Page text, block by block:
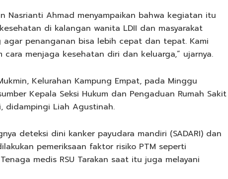
Nasrianti Ahmad menyampaikan bahwa kegiatan itu
di kalangan wanita LDII dan masyarakat
penanganan bisa lebih cepat dan tepat. Kami
menjaga kesehatan diri dan keluarga,” ujarnya.
Kelurahan Kampung Empat, pada Minggu
Kepala Seksi Hukum dan Pengaduan Rumah Sakit
didampingi Liah Agustinah.
deteksi dini kanker payudara mandiri (SADARI) dan
pemeriksaan faktor risiko PTM seperti
medis RSU Tarakan saat itu juga melayani